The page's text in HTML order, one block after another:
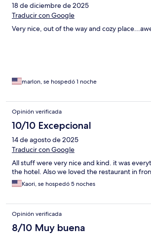
18 de diciembre de 2025
Traducir con Google
Very nice, out of the way and cozy
marlon, se hospedó 1 noche
Opinión verificada
10/10 Excepcional
14 de agosto de 2025
Traducir con Google
All stuff were very nice and kind. it was
the hotel. Also we loved the restaurant in
Kaori, se hospedó 5 noches
Opinión verificada
8/10 Muy buena